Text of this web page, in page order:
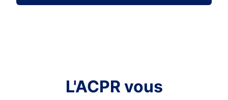
L'ACPR vous